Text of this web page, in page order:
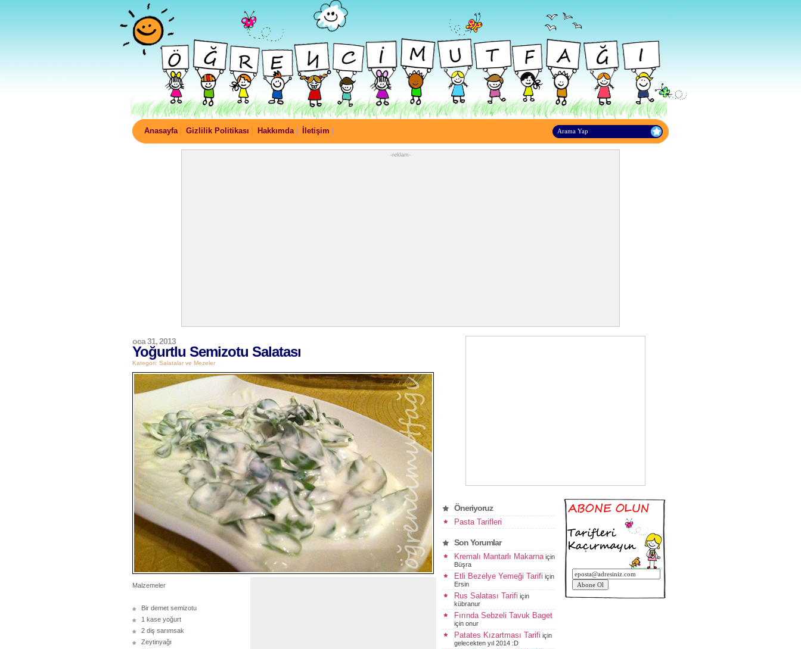
Anasayfa Gizlilik Politikası Hakkımda İletişim
-reklam-
Yoğurtlu Semizotu Salatası
oca 31, 2013
Kategori: Salatalar ve Mezeler
Malzemeler
Bir demet semizotu
1 kase yoğurt
2 diş sarımsak
Zeytinyağı
Öneriyoruz
Pasta Tarifleri
Son Yorumlar
Kremalı Mantarlı Makarna için
Büşra
Etli Bezelye Yemeği Tarifi için
Ersin
Rus Salatası Tarifi için
kübranur
Fırında Sebzeli Tavuk Baget
için onur
Patates Kızartması Tarifi için
gelecekten yıl 2014 :D